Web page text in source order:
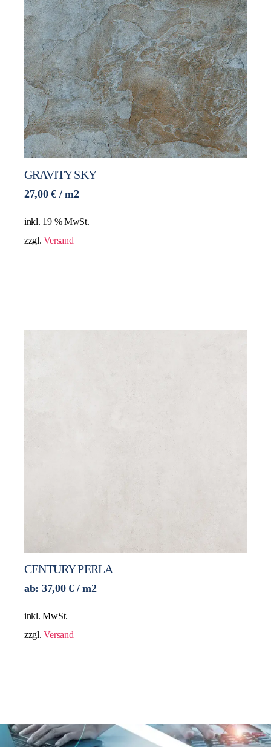
GRAVITY SKY
27,00€ / m2
inkl. 19 % MwSt.
zzgl.Versand
CENTURY PERLA
ab: 37,00€ / m2
inkl. MwSt.
zzgl.Versand